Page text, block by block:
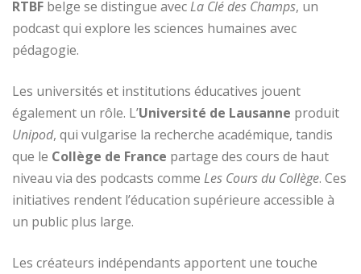
RTBF belge se distingue avecLa Clé des Champs, un
podcast qui explore les sciences humaines avec
pédagogie.
Les universités et institutions éducatives jouent
également un rôle. L’Université de Lausanne produit
Unipod, qui vulgarise la recherche académique, tandis
que le Collège de France partage des cours de haut
niveau via des podcasts comme Les Cours du Collège. Ces
initiatives rendent l’éducation supérieure accessible à
un public plus large.
Les créateurs indépendants apportent une touche